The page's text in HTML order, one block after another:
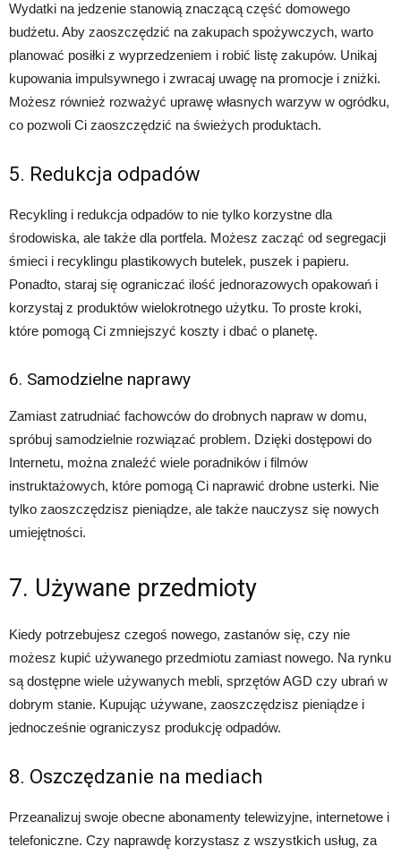
Wydatki na jedzenie stanowią znaczącą część domowego
budżetu. Aby zaoszczędzić na zakupach spożywczych, warto
planować posiłki z wyprzedzeniem i robić listę zakupów. Unikaj
kupowania impulsywnego i zwracaj uwagę na promocje i zniżki.
Możesz również rozważyć uprawę własnych warzyw w ogródku,
co pozwoli Ci zaoszczędzić na świeżych produktach.
5. Redukcja odpadów
Recykling i redukcja odpadów to nie tylko korzystne dla
środowiska, ale także dla portfela. Możesz zacząć od segregacji
śmieci i recyklingu plastikowych butelek, puszek i papieru.
Ponadto, staraj się ograniczać ilość jednorazowych opakowań i
korzystaj z produktów wielokrotnego użytku. To proste kroki,
które pomogą Ci zmniejszyć koszty i dbać o planetę.
6. Samodzielne naprawy
Zamiast zatrudniać fachowców do drobnych napraw w domu,
spróbuj samodzielnie rozwiązać problem. Dzięki dostępowi do
Internetu, można znaleźć wiele poradników i filmów
instruktażowych, które pomogą Ci naprawić drobne usterki. Nie
tylko zaoszczędzisz pieniądze, ale także nauczysz się nowych
umiejętności.
7. Używane przedmioty
Kiedy potrzebujesz czegoś nowego, zastanów się, czy nie
możesz kupić używanego przedmiotu zamiast nowego. Na rynku
są dostępne wiele używanych mebli, sprzętów AGD czy ubrań w
dobrym stanie. Kupując używane, zaoszczędzisz pieniądze i
jednocześnie ograniczysz produkcję odpadów.
8. Oszczędzanie na mediach
Przeanalizuj swoje obecne abonamenty telewizyjne, internetowe i
telefoniczne. Czy naprawdę korzystasz z wszystkich usług, za